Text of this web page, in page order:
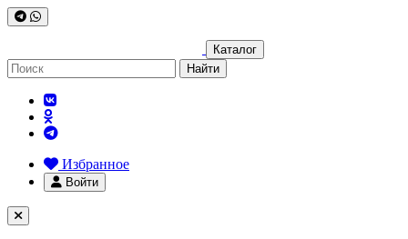
Каталог
Найти
Избранное
Войти